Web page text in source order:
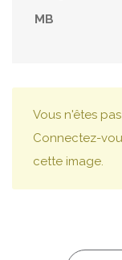
Vous n'êtes
Connectez-
cette image.